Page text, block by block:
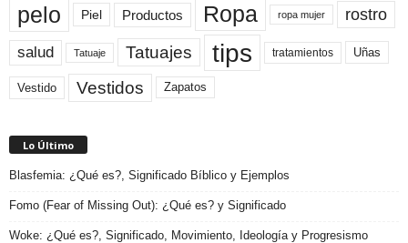
pelo Piel Productos Ropa ropa mujer rostro
salud Tatuaje Tatuajes tips tratamientos Uñas
Vestido Vestidos Zapatos
Lo Último
Blasfemia: ¿Qué es?, Significado Bíblico y Ejemplos
Fomo (Fear of Missing Out): ¿Qué es? y Significado
Woke: ¿Qué es?, Significado, Movimiento, Ideología y Progresismo